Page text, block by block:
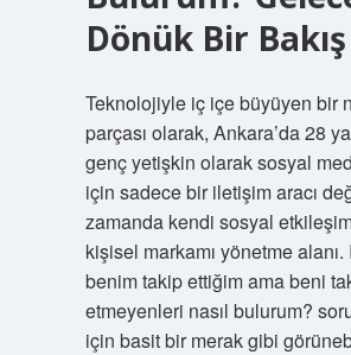
Dönük Bir Bakış
Teknolojiyle iç içe büyüyen bir
parçası olarak, Ankara’da 28
genç yetişkin olarak sosyal
için sadece bir iletişim aracı
zamanda kendi sosyal
kişisel markamı yönetme
benim takip ettiğim ama beni
etmeyenleri nasıl bulurum?
için basit bir merak gibi